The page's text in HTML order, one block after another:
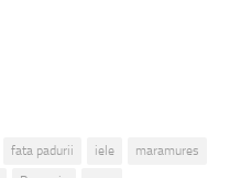
fata padurii iele
maramures